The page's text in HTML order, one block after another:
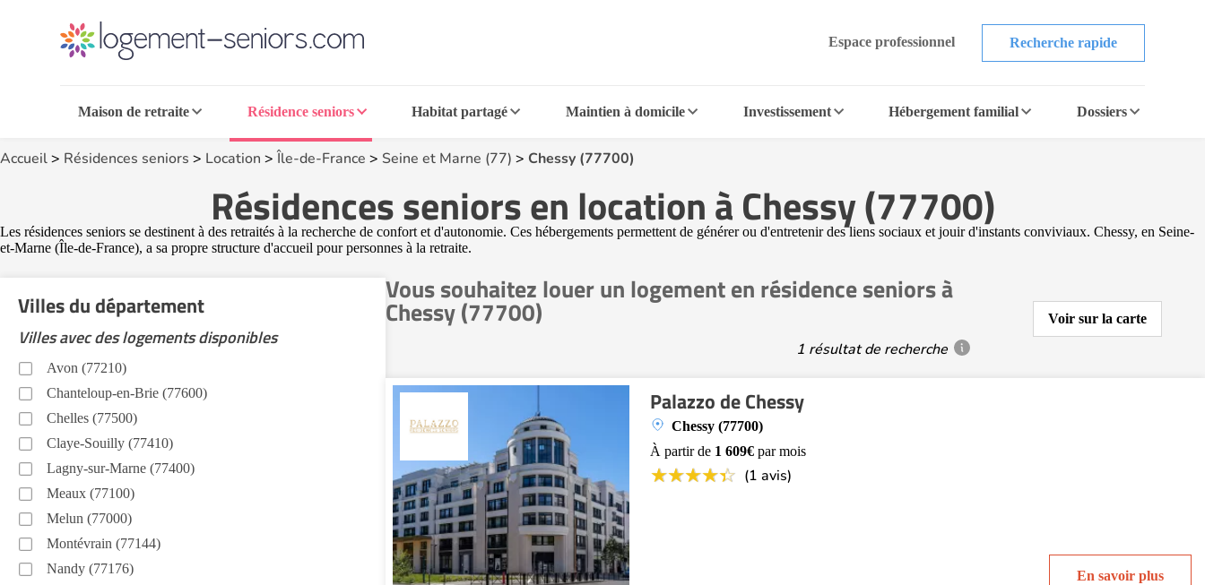
Espace professionnel Recherche rapide
Maison de retraite Résidence seniors Habitat partagé Maintien à domicile Investissement Hébergement familial Dossiers
Accueil> Résidences seniors > Location > Île-de-France > Seine et Marne (77) > Chessy (77700)
Résidences seniors en location à Chessy (77700)
Les résidences seniors se destinent à des retraités à la recherche de confort et d'autonomie. Ces hébergements permettent de générer ou d'entretenir des liens sociaux et jouir d'instants conviviaux. Chessy, en Seine-
et-Marne (Île-de-France), a sa propre structure d'accueil pour personnes à la retraite.
Vous souhaitez louer un logement en résidence seniors à
Chessy (77700)
1 résultat de recherche
Voir sur la carte
Palazzo de Chessy
Chessy (77700)
À partir de 1 609€ par mois
(1 avis)
En savoir plus
Villes du département
Villes avec des logements disponibles
Avon (77210)
Chanteloup-en-Brie (77600)
Chelles (77500)
Claye-Souilly (77410)
Lagny-sur-Marne (77400)
Meaux (77100)
Melun (77000)
Montévrain (77144)
Nandy (77176)